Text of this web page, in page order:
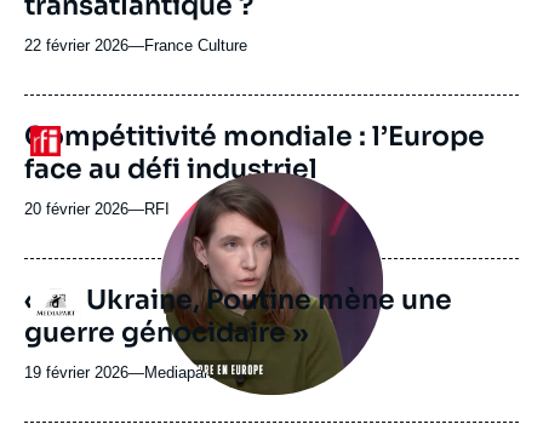
22 février 2026—Nom
journal,
ou
émission
France Culture
Logo
URL
de
Spotify
Compétitivité mondiale : l’Europe
face au défi industriel
20 février 2026—Nom
journal,
revue
ou
émission
RFI
Logo
Image
principale
médiatique
« En Ukraine, Poutine mène une
guerre génocidaire »
19 février 2026—Nom
journal,
Mediapart